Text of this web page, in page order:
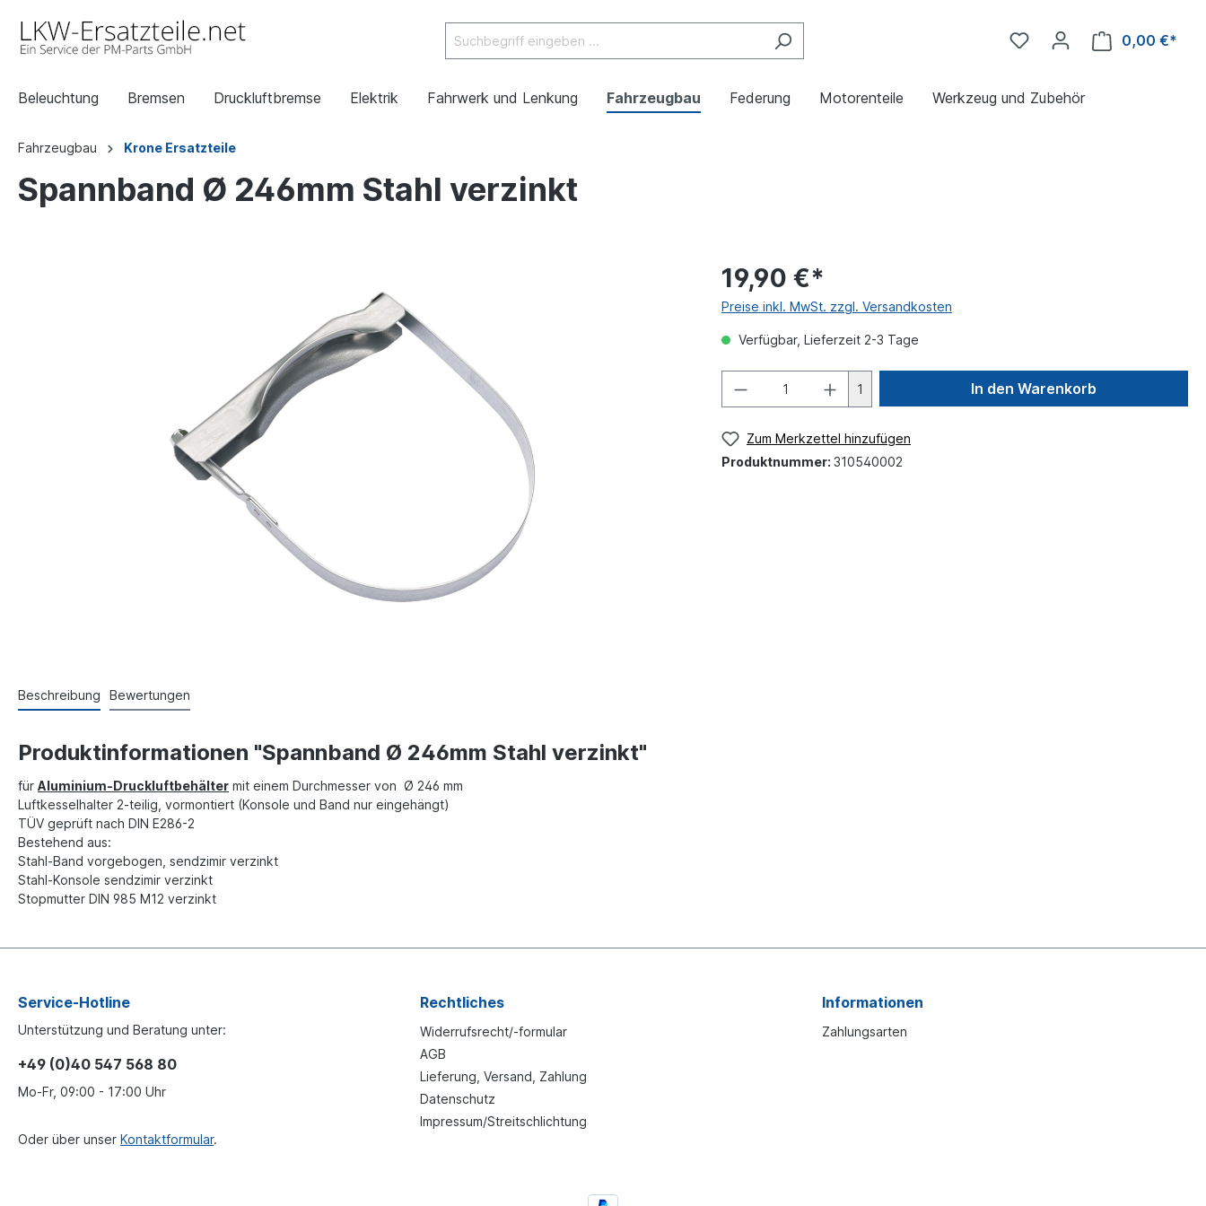
0,00 €*
Beleuchtung Bremsen Druckluftbremse Elektrik Fahrwerk und Lenkung Fahrzeugbau Federung Motorenteile Werkzeug und Zubehör
Fahrzeugbau Krone Ersatzteile
Spannband Ø 246mm Stahl verzinkt
19,90 €*
Preise inkl. MwSt. zzgl. Versandkosten
Verfügbar, Lieferzeit 2-3 Tage
1 In den Warenkorb
Zum Merkzettel hinzufügen
Produktnummer: 310540002
Beschreibung Bewertungen
Produktinformationen "Spannband Ø 246mm Stahl verzinkt"
für Aluminium-Druckluftbehälter mit einem Durchmesser von Ø 246 mm
Luftkesselhalter 2-teilig, vormontiert (Konsole und Band nur eingehängt)
TÜV geprüft nach DIN E286-2
Bestehend aus:
Stahl-Band vorgebogen, sendzimir verzinkt
Stahl-Konsole sendzimir verzinkt
Stopmutter DIN 985 M12 verzinkt
Service-Hotline
Unterstützung und Beratung unter:
+49 (0)40 547 568 80
Mo-Fr, 09:00 - 17:00 Uhr
Oder über unser Kontaktformular.
Rechtliches
Widerrufsrecht/-formular
AGB
Lieferung, Versand, Zahlung
Datenschutz
Impressum/Streitschlichtung
Informationen
Zahlungsarten